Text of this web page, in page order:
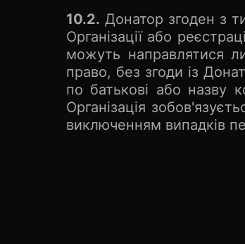
10.2. Донатор згоден з
Організації або
можуть направлятися
право, без згоди із
по батькові або назву
Організація
виключенням випадків